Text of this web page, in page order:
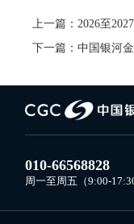
上一篇：2026至2027年度
下一篇：中国银河金融
010-66568828
周一至周五（9:00-17:30